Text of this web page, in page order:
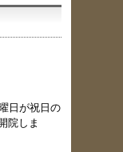
日が祝日の
院しま